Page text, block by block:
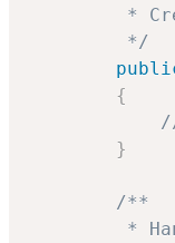
*
         */
{
}
/**
*